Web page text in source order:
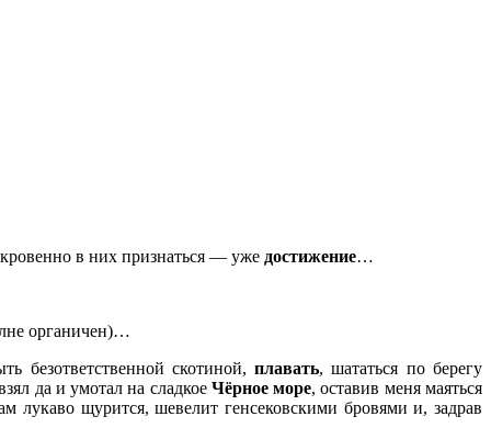
в них признаться — уже достижение…
органичен)…
безответственной скотиной,плавать, шататься по берегу
да и умотал на сладкое Чёрное море, оставив меня маяться
лукаво щурится, шевелит генсековскими бровями и, задрав